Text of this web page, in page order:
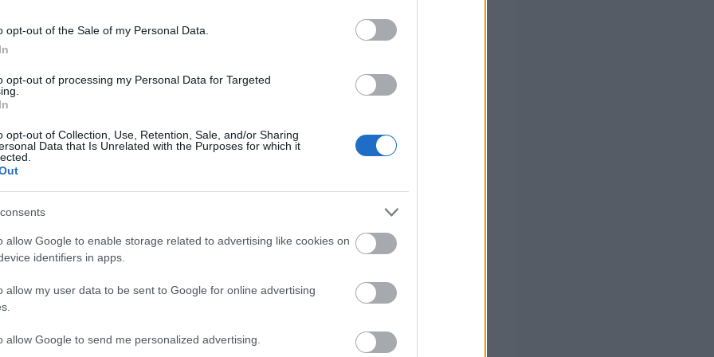
opt-out of the Sale of my Personal Data.
opt-out of processing my Personal Data for Targeted
opt-out of Collection, Use, Retention, Sale, and/or Sharing
Data that Is Unrelated with the Purposes for which it
allow Google to enable storage related to advertising like cookies on
identifiers in apps.
allow my user data to be sent to Google for online advertising
allow Google to send me personalized advertising.
όλες τις σημαντικές ειδήσεις.
proson.gr στα αποτελέσματα αναζήτησης της Google
Ειδήσεις
θέσεις εργασίας στο Δημόσιο (χωρίς πτυχίο)